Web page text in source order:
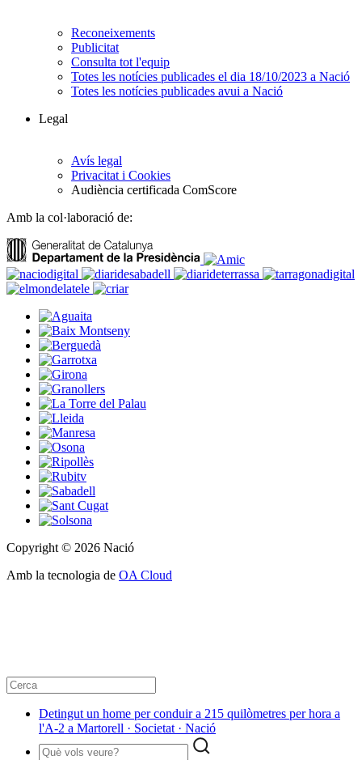
Reconeixements
Publicitat
Consulta tot l'equip
Totes les notícies publicades el dia 18/10/2023 a Nació
Totes les notícies publicades avui a Nació
Legal
Avís legal
Privacitat i Cookies
Audiència certificada ComScore
Amb la col·laboració de:
Copyright © 2026 Nació
Amb la tecnologia de OA Cloud
Detingut un home per conduir a 215 quilòmetres per hora a
l'A-2 a Martorell · Societat · Nació